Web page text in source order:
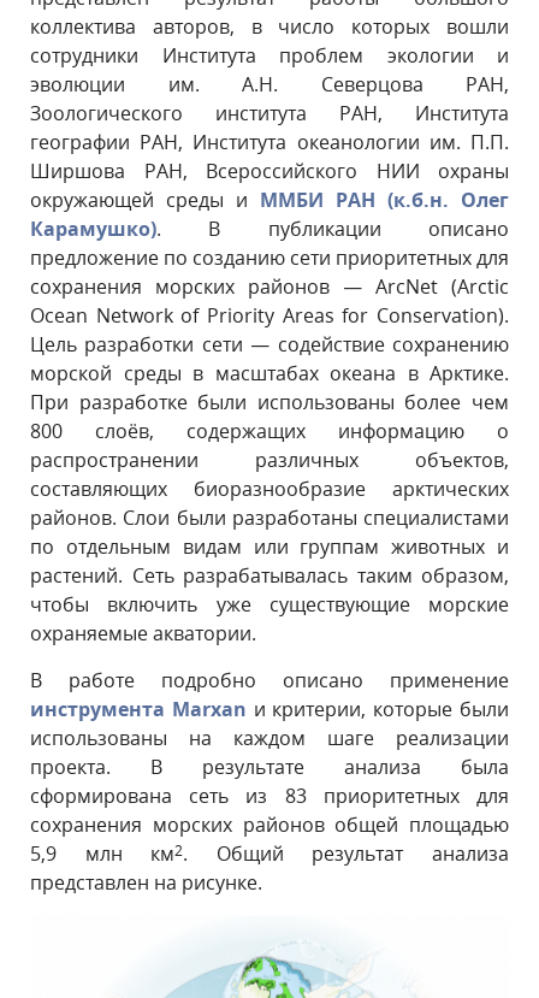
коллектива авторов, в число которых вошли
сотрудники Института проблем экологии и
эволюции им. А.Н. Северцова РАН,
Зоологического института РАН, Института
географии РАН, Института океанологии им. П.П.
Ширшова РАН, Всероссийского НИИ охраны
окружающей среды и ММБИ РАН (к.б.н. Олег
Карамушко). В публикации описано
предложение по созданию сети приоритетных для
сохранения морских районов — ArcNet (Arctic
Ocean Network of Priority Areas for Conservation).
Цель разработки сети — содействие сохранению
морской среды в масштабах океана в Арктике.
При разработке были использованы более чем
800 слоёв, содержащих информацию о
распространении различных объектов,
составляющих биоразнообразие арктических
районов. Слои были разработаны специалистами
по отдельным видам или группам животных и
растений. Сеть разрабатывалась таким образом,
чтобы включить уже существующие морские
охраняемые акватории.
В работе подробно описано применение
инструмента Marxan и критерии, которые были
использованы на каждом шаге реализации
проекта. В результате анализа была
сформирована сеть из 83 приоритетных для
сохранения морских районов общей площадью
5,9 млн км2. Общий результат анализа
представлен на рисунке.